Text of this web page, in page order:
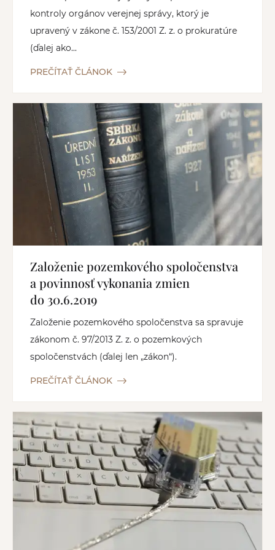
kontroly orgánov verejnej správy, ktorý je
upravený v zákone č. 153/2001 Z. z. o prokuratúre
(ďalej ako...
PREČÍTAŤ ČLÁNOK
Založenie pozemkového spoločenstva
a povinnosť vykonania zmien
do 30.6.2019
Založenie pozemkového spoločenstva sa spravuje
zákonom č. 97/2013 Z. z. o pozemkových
spoločenstvách (ďalej len „zákon“).
PREČÍTAŤ ČLÁNOK